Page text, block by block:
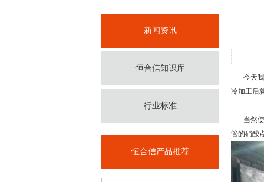
新闻资讯
恒合信知识库
行业标准
恒合信产品推荐
今天我
冷加工后
当然使
管的硝酸